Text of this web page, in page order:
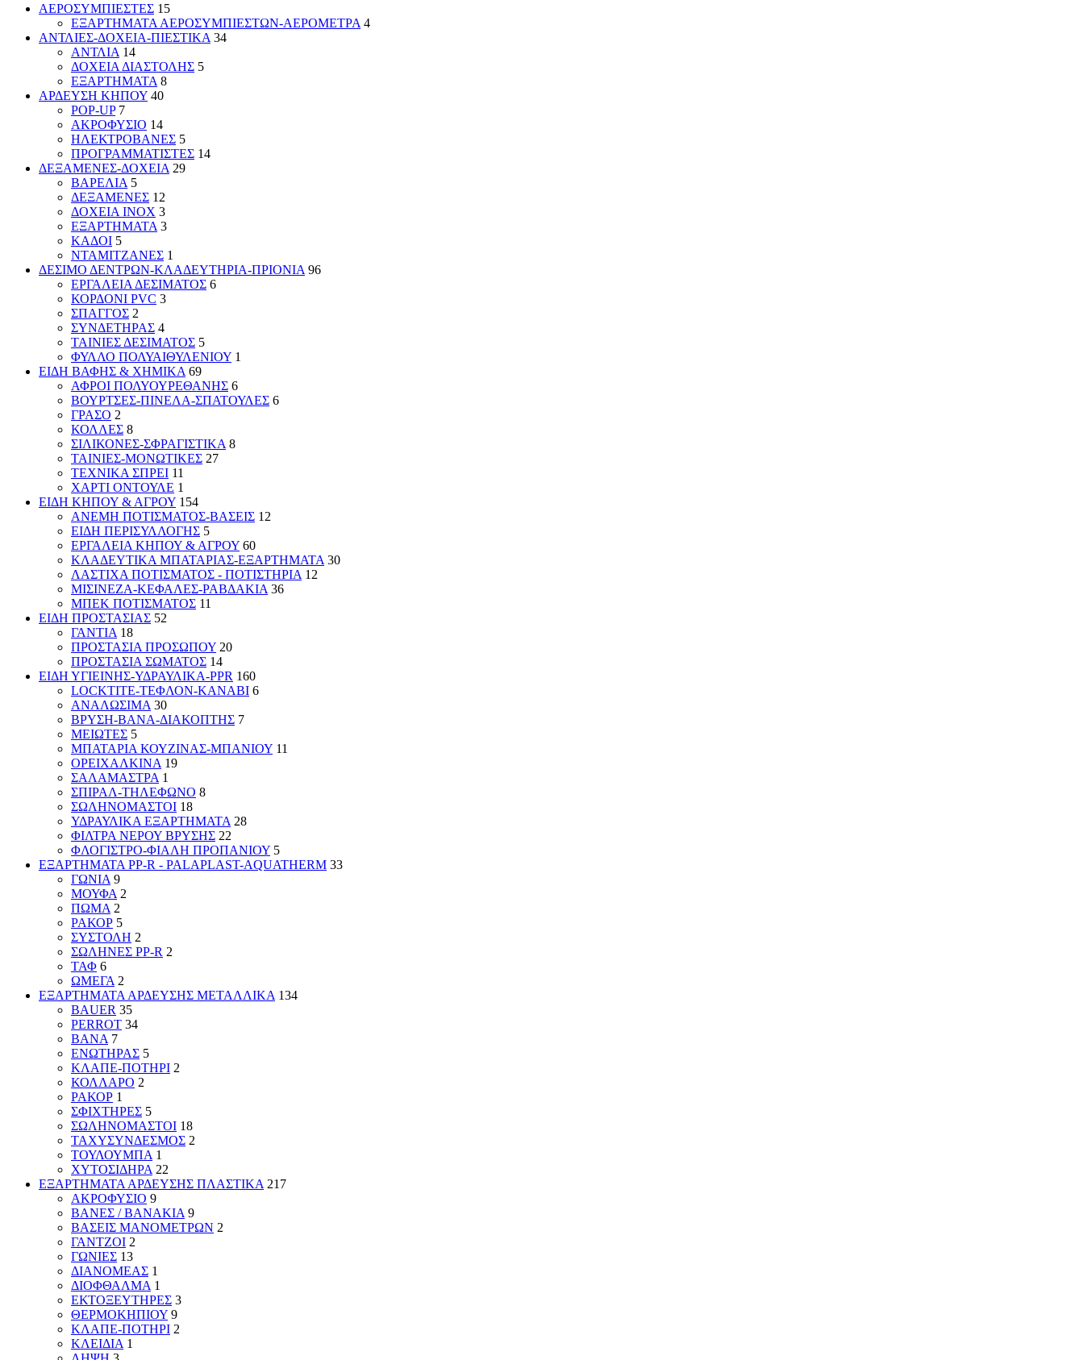
ΑΕΡΟΣΥΜΠΙΕΣΤΕΣ 15
ΕΞΑΡΤΗΜΑΤΑ ΑΕΡΟΣΥΜΠΙΕΣΤΩΝ-ΑΕΡΟΜΕΤΡΑ 4
ΑΝΤΛΙΕΣ-ΔΟΧΕΙΑ-ΠΙΕΣΤΙΚΑ 34
ΑΝΤΛΙΑ 14
ΔΟΧΕΙΑ ΔΙΑΣΤΟΛΗΣ 5
ΕΞΑΡΤΗΜΑΤΑ 8
ΑΡΔΕΥΣΗ ΚΗΠΟΥ 40
POP-UP 7
ΑΚΡΟΦΥΣΙΟ 14
ΗΛΕΚΤΡΟΒΑΝΕΣ 5
ΠΡΟΓΡΑΜΜΑΤΙΣΤΕΣ 14
ΔΕΞΑΜΕΝΕΣ-ΔΟΧΕΙΑ 29
ΒΑΡΕΛΙΑ 5
ΔΕΞΑΜΕΝΕΣ 12
ΔΟΧΕΙΑ INOX 3
ΕΞΑΡΤΗΜΑΤΑ 3
ΚΑΔΟΙ 5
ΝΤΑΜΙΤΖΑΝΕΣ 1
ΔΕΣΙΜΟ ΔΕΝΤΡΩΝ-ΚΛΑΔΕΥΤΗΡΙΑ-ΠΡΙΟΝΙΑ 96
ΕΡΓΑΛΕΙΑ ΔΕΣΙΜΑΤΟΣ 6
ΚΟΡΔΟΝΙ PVC 3
ΣΠΑΓΓΟΣ 2
ΣΥΝΔΕΤΗΡΑΣ 4
ΤΑΙΝΙΕΣ ΔΕΣΙΜΑΤΟΣ 5
ΦΥΛΛΟ ΠΟΛΥΑΙΘΥΛΕΝΙΟΥ 1
ΕΙΔΗ ΒΑΦΗΣ & ΧΗΜΙΚΑ 69
ΑΦΡΟΙ ΠΟΛΥΟΥΡΕΘΑΝΗΣ 6
ΒΟΥΡΤΣΕΣ-ΠΙΝΕΛΑ-ΣΠΑΤΟΥΛΕΣ 6
ΓΡΑΣΟ 2
ΚΟΛΛΕΣ 8
ΣΙΛΙΚΟΝΕΣ-ΣΦΡΑΓΙΣΤΙΚΑ 8
ΤΑΙΝΙΕΣ-ΜΟΝΩΤΙΚΕΣ 27
ΤΕΧΝΙΚΑ ΣΠΡΕΙ 11
ΧΑΡΤΙ ΟΝΤΟΥΛΕ 1
ΕΙΔΗ ΚΗΠΟΥ & ΑΓΡΟΥ 154
ΑΝΕΜΗ ΠΟΤΙΣΜΑΤΟΣ-ΒΑΣΕΙΣ 12
ΕΙΔΗ ΠΕΡΙΣΥΛΛΟΓΗΣ 5
ΕΡΓΑΛΕΙΑ ΚΗΠΟΥ & ΑΓΡΟΥ 60
ΚΛΑΔΕΥΤΙΚΑ ΜΠΑΤΑΡΙΑΣ-ΕΞΑΡΤΗΜΑΤΑ 30
ΛΑΣΤΙΧΑ ΠΟΤΙΣΜΑΤΟΣ - ΠΟΤΙΣΤΗΡΙΑ 12
ΜΙΣΙΝΕΖΑ-ΚΕΦΑΛΕΣ-ΡΑΒΔΑΚΙΑ 36
ΜΠΕΚ ΠΟΤΙΣΜΑΤΟΣ 11
ΕΙΔΗ ΠΡΟΣΤΑΣΙΑΣ 52
ΓΑΝΤΙΑ 18
ΠΡΟΣΤΑΣΙΑ ΠΡΟΣΩΠΟΥ 20
ΠΡΟΣΤΑΣΙΑ ΣΩΜΑΤΟΣ 14
ΕΙΔΗ ΥΓΙΕΙΝΗΣ-ΥΔΡΑΥΛΙΚΑ-PPR 160
LOCKTITE-ΤΕΦΛΟΝ-ΚΑΝΑΒΙ 6
ΑΝΑΛΩΣΙΜΑ 30
ΒΡΥΣΗ-ΒΑΝΑ-ΔΙΑΚΟΠΤΗΣ 7
ΜΕΙΩΤΕΣ 5
ΜΠΑΤΑΡΙΑ ΚΟΥΖΙΝΑΣ-ΜΠΑΝΙΟΥ 11
ΟΡΕΙΧΑΛΚΙΝΑ 19
ΣΑΛΑΜΑΣΤΡΑ 1
ΣΠΙΡΑΛ-ΤΗΛΕΦΩΝΟ 8
ΣΩΛΗΝΟΜΑΣΤΟΙ 18
ΥΔΡΑΥΛΙΚΑ ΕΞΑΡΤΗΜΑΤΑ 28
ΦΙΛΤΡΑ ΝΕΡΟΥ ΒΡΥΣΗΣ 22
ΦΛΟΓΙΣΤΡΟ-ΦΙΑΛΗ ΠΡΟΠΑΝΙΟΥ 5
ΕΞΑΡΤΗΜΑΤΑ PP-R - PALAPLAST-AQUATHERM 33
ΓΩΝΙΑ 9
ΜΟΥΦΑ 2
ΠΩΜΑ 2
ΡΑΚΟΡ 5
ΣΥΣΤΟΛΗ 2
ΣΩΛΗΝΕΣ PP-R 2
ΤΑΦ 6
ΩΜΕΓΑ 2
ΕΞΑΡΤΗΜΑΤΑ ΑΡΔΕΥΣΗΣ ΜΕΤΑΛΛΙΚΑ 134
BAUER 35
PERROT 34
ΒΑΝΑ 7
ΕΝΩΤΗΡΑΣ 5
ΚΛΑΠΕ-ΠΟΤΗΡΙ 2
ΚΟΛΛΑΡΟ 2
ΡΑΚΟΡ 1
ΣΦΙΧΤΗΡΕΣ 5
ΣΩΛΗΝΟΜΑΣΤΟΙ 18
ΤΑΧΥΣΥΝΔΕΣΜΟΣ 2
ΤΟΥΛΟΥΜΠΑ 1
ΧΥΤΟΣΙΔΗΡΑ 22
ΕΞΑΡΤΗΜΑΤΑ ΑΡΔΕΥΣΗΣ ΠΛΑΣΤΙΚΑ 217
ΑΚΡΟΦΥΣΙΟ 9
ΒΑΝΕΣ / ΒΑΝΑΚΙΑ 9
ΒΑΣΕΙΣ ΜΑΝΟΜΕΤΡΩΝ 2
ΓΑΝΤΖΟΙ 2
ΓΩΝΙΕΣ 13
ΔΙΑΝΟΜΕΑΣ 1
ΔΙΟΦΘΑΛΜΑ 1
ΕΚΤΟΞΕΥΤΗΡΕΣ 3
ΘΕΡΜΟΚΗΠΙΟΥ 9
ΚΛΑΠΕ-ΠΟΤΗΡΙ 2
ΚΛΕΙΔΙΑ 1